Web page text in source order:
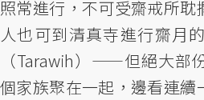
照常進行，不可受齋戒所
人也可到清真寺進行齋月
（Tarawih）——但絕大部
個家族聚在一起，邊看連續